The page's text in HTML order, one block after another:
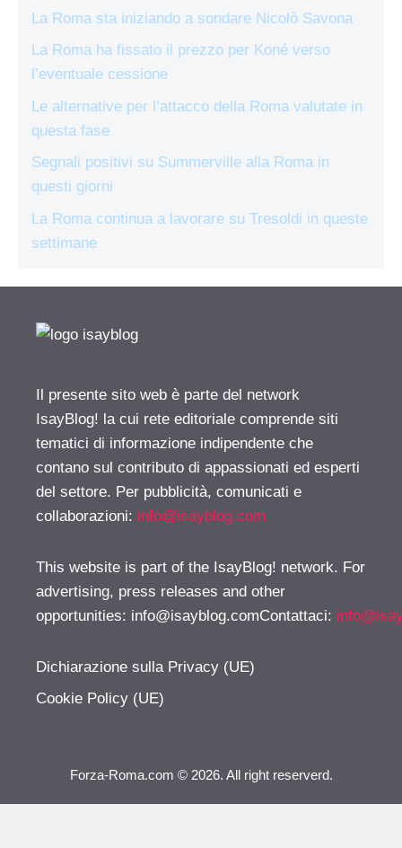
La Roma sta iniziando a sondare Nicolò Savona
La Roma ha fissato il prezzo per Koné verso
l’eventuale cessione
Le alternative per l’attacco della Roma valutate in
questa fase
Segnali positivi su Summerville alla Roma in
questi giorni
La Roma continua a lavorare su Tresoldi in queste
settimane
Il presente sito web è parte del network
IsayBlog! la cui rete editoriale comprende siti
tematici di informazione indipendente che
contano sul contributo di appassionati ed esperti
del settore. Per pubblicità, comunicati e
collaborazioni: info@isayblog.com
This website is part of the IsayBlog! network. For
advertising, press releases and other
opportunities: info@isayblog.comContattaci:
Dichiarazione sulla Privacy (UE)
Cookie Policy (UE)
Forza-Roma.com © 2026. All right reserverd.